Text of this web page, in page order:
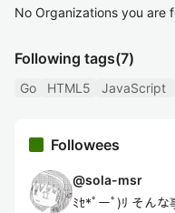
No Organizations you are
Following tags(7)
Go HTML5 JavaScript
Followees
@sola-msr
ﾐｾ*ﾟーﾟ)ﾘ そん